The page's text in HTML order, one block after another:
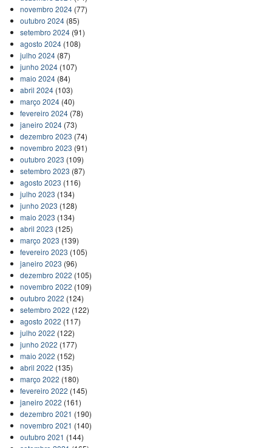
novembro 2024(77)
outubro 2024(85)
setembro 2024(91)
agosto 2024(108)
julho 2024(87)
junho 2024(107)
maio 2024(84)
abril 2024(103)
março 2024(40)
fevereiro 2024(78)
janeiro 2024(73)
dezembro 2023 (74)
novembro 2023 (91)
outubro 2023 (109)
setembro 2023 (87)
agosto 2023 (116)
julho 2023 (134)
junho 2023 (128)
maio 2023 (134)
abril 2023 (125)
março 2023 (139)
fevereiro 2023 (105)
janeiro 2023 (96)
dezembro 2022 (105)
novembro 2022 (109)
outubro 2022 (124)
setembro 2022 (122)
agosto 2022 (117)
julho 2022 (122)
junho 2022 (177)
maio 2022 (152)
abril 2022 (135)
março 2022 (180)
fevereiro 2022 (145)
janeiro 2022 (161)
dezembro 2021 (190)
novembro 2021 (140)
outubro 2021 (144)